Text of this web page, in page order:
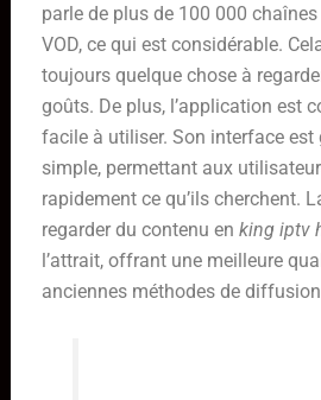
parle de plus de 100 000
VOD, ce qui est considérable.
toujours quelque chose à
goûts. De plus, l’application est
facile à utiliser. Son interface est
simple, permettant aux
rapidement ce qu’ils cherchent.
regarder du contenu en king iptv
l’attrait, offrant une meilleure
anciennes méthodes de